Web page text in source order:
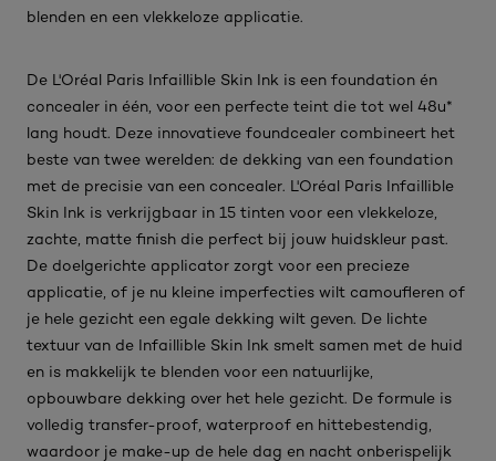
blenden en een vlekkeloze applicatie.
De L'Oréal Paris Infaillible Skin Ink is een foundation én
concealer in één, voor een perfecte teint die tot wel 48u*
lang houdt. Deze innovatieve foundcealer combineert het
beste van twee werelden: de dekking van een foundation
met de precisie van een concealer. L'Oréal Paris Infaillible
Skin Ink is verkrijgbaar in 15 tinten voor een vlekkeloze,
zachte, matte finish die perfect bij jouw huidskleur past.
De doelgerichte applicator zorgt voor een precieze
applicatie, of je nu kleine imperfecties wilt camoufleren of
je hele gezicht een egale dekking wilt geven. De lichte
textuur van de Infaillible Skin Ink smelt samen met de huid
en is makkelijk te blenden voor een natuurlijke,
opbouwbare dekking over het hele gezicht. De formule is
volledig transfer-proof, waterproof en hittebestendig,
waardoor je make-up de hele dag en nacht onberispelijk